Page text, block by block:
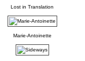
Lost in Translation
Marie-Antoinette